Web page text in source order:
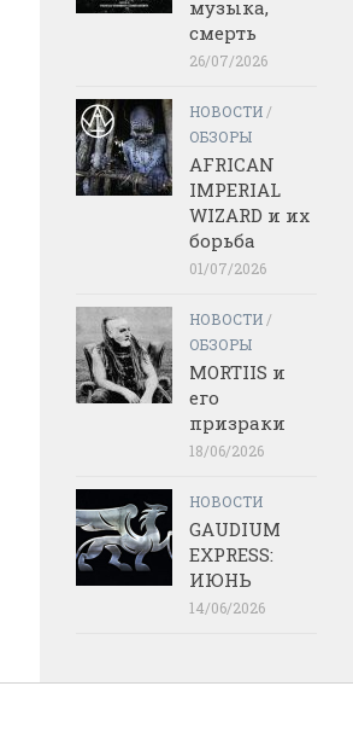
музыка,
смерть
26/07/2026
НОВОСТИ /
ОБЗОРЫ
AFRICAN
IMPERIAL
WIZARD и их
борьба
01/07/2026
НОВОСТИ /
ОБЗОРЫ
MORTIIS и
его
призраки
18/06/2026
НОВОСТИ
GAUDIUM
EXPRESS:
ИЮНЬ
14/06/2026